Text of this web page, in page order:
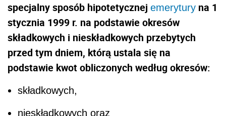
specjalny sposób hipotetycznej emerytury na 1
stycznia 1999 r. na podstawie okresów
składkowych i nieskładkowych przebytych
przed tym dniem, którą ustala się na
podstawie kwot obliczonych według okresów:
składkowych,
nieskładkowych oraz